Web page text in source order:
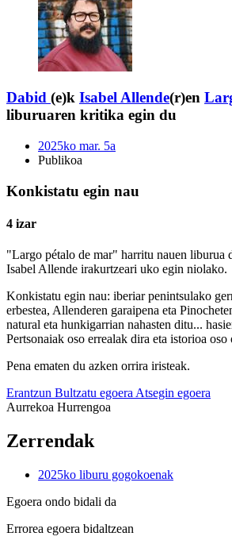
Dabid (e)k Isabel Allende(r)en
liburuaren kritika egin du
2025ko mar. 5a
Publikoa
Konkistatu egin nau
4 izar
"Largo pétalo de mar" harritu nauen liburua
Isabel Allende irakurtzeari uko egin niolako.
Konkistatu egin nau: iberiar penintsulako
erbestea, Allenderen garaipena eta
natural eta hunkigarrian nahasten ditu...
Pertsonaiak oso errealak dira eta istorioa
Pena ematen du azken orrira iristeak.
Erantzun Bultzatu egoera Atsegin egoera
Aurrekoa Hurrengoa
Zerrendak
2025ko liburu gogokoenak
Egoera ondo bidali da
Errorea egoera bidaltzean